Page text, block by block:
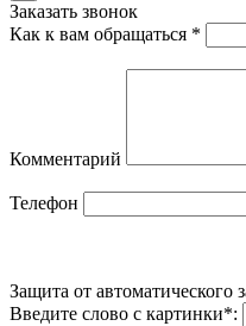
Заказать звонок
Как к вам обращаться *
Комментарий
Телефон
Защита от автоматического
Введите слово с картинки*: